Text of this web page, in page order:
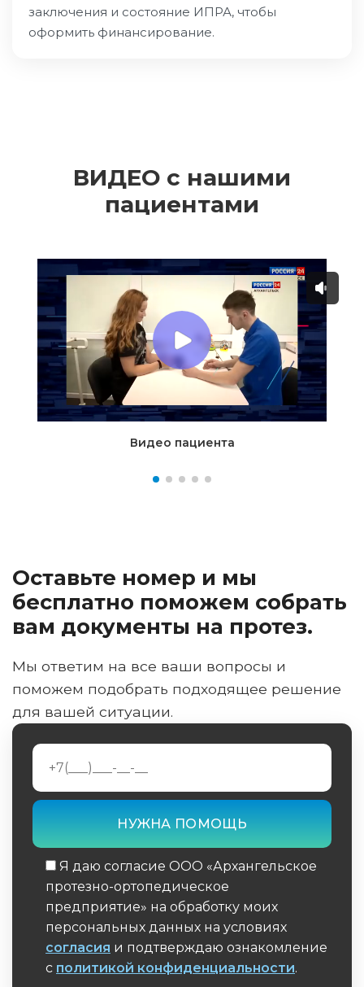
заключения и состояние ИПРА, чтобы
оформить финансирование.
ВИДЕО с нашими
пациентами
Видео пациента
Оставьте номер и мы
бесплатно поможем собрать
вам документы на протез.
Мы ответим на все ваши вопросы и
поможем подобрать подходящее решение
для вашей ситуации.
Я даю согласие ООО «Архангельское
протезно-ортопедическое
предприятие» на обработку моих
персональных данных на условиях
согласия и подтверждаю ознакомление
с политикой конфиденциальности.